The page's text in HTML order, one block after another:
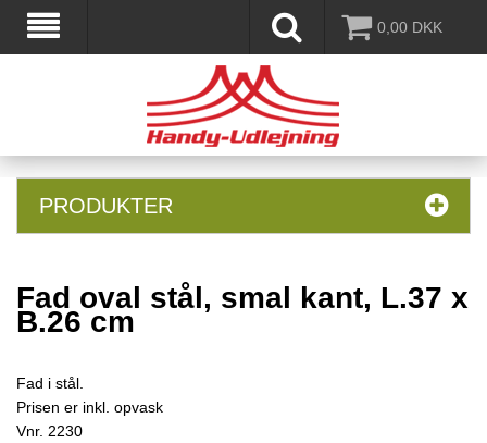
0,00 DKK
PRODUKTER
Fad oval stål, smal kant, L.37 x
B.26 cm
Fad i stål.
Prisen er inkl. opvask
Vnr. 2230